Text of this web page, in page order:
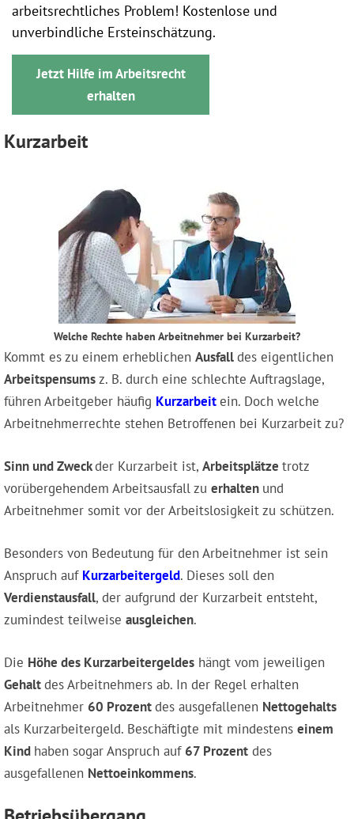
arbeitsrechtliches Problem! Kostenlose und
unverbindliche Ersteinschätzung.
Jetzt Hilfe im Arbeitsrecht
erhalten
Kurzarbeit
Welche Rechte haben Arbeitnehmer bei Kurzarbeit?
Kommt es zu einem erheblichen Ausfalldes eigentlichen
Arbeitspensumsz. B. durch eine schlechte Auftragslage,
führen Arbeitgeber häufig Kurzarbeitein. Doch welche
Arbeitnehmerrechte stehen Betroffenen bei Kurzarbeit zu?
Sinn und Zweckder Kurzarbeit ist, Arbeitsplätze trotz
vorübergehendem Arbeitsausfall zu erhalten und
Arbeitnehmer somit vor der Arbeitslosigkeit zu schützen.
Besonders von Bedeutung für den Arbeitnehmer ist sein
Anspruch auf Kurzarbeitergeld. Dieses soll den
Verdienstausfall, der aufgrund der Kurzarbeit entsteht,
zumindest teilweise ausgleichen.
Die Höhe des Kurzarbeitergeldes hängt vom jeweiligen
Gehaltdes Arbeitnehmers ab. In der Regel erhalten
Arbeitnehmer 60 Prozentdes ausgefallenen Nettogehalts
als Kurzarbeitergeld. Beschäftigte mit mindestens einem
Kind haben sogar Anspruch auf 67 Prozent des
ausgefallenen Nettoeinkommens.